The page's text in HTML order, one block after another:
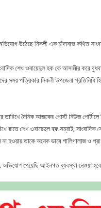
উঠেছে নিকলী এক চাঁদাবাজ কথিত
শেখ ওবায়েদুল হক কে আসামীর করে
সময় পত্রিকার নিকলী উপজেলা
দৈনিক আজকের পোস্ট নিউজ
রাতে শেখ ওবায়েদুল হক সম্রাট, সাংবাদিক
হওয়ায় তাকে অনেক ভাবে গালিগালাজ ও
অভিযোগ পেয়েছি আইনগত ব্যবস্থা নেওয়া